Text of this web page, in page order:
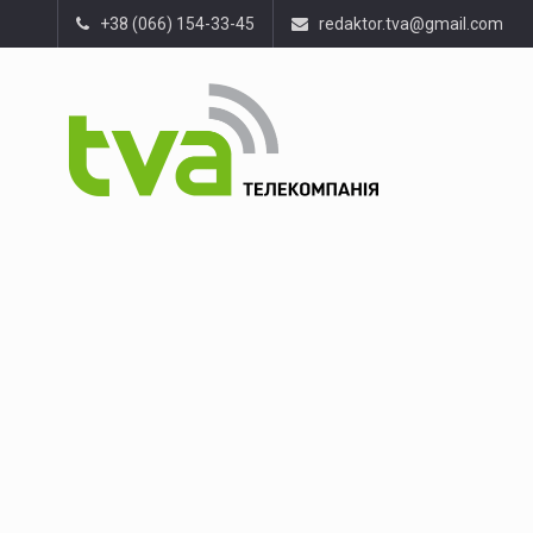
+38 (066) 154-33-45 redaktor.tva@gmail.com